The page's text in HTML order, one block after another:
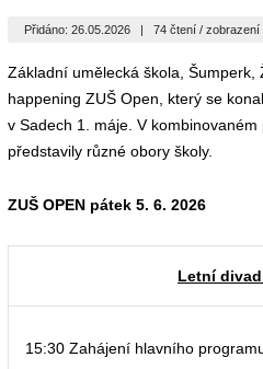
Přidáno: 26.05.2026 | 74 čtení / zobrazení
Základní umělecká škola, Šumperk,
happening ZUŠ Open, který se
v Sadech 1. máje. V
představily různé obory školy.
ZUŠ OPEN pátek 5. 6. 2026
Letní
15:30 Zahájení hlavního